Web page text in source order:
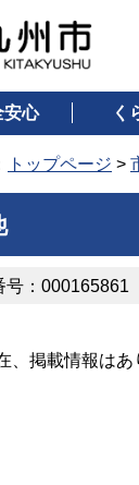
安心 く
トップページ >
号：000165861
、掲載情報はあ